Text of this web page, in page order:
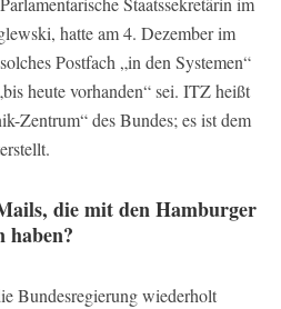
hatte am 4. Dezember im
Postfach „in den Systemen“
heute vorhanden“ sei. ITZ heißt
Zentrum“ des Bundes; es ist dem
die mit den Hamburger
haben?
Bundesregierung wiederholt